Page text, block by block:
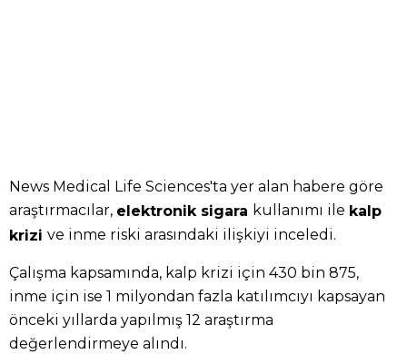
News Medical Life Sciences'ta yer alan habere göre
araştırmacılar, elektronik sigara kullanımı ile kalp
krizi ve inme riski arasındaki ilişkiyi inceledi.
Çalışma kapsamında, kalp krizi için 430 bin 875,
inme için ise 1 milyondan fazla katılımcıyı kapsayan
önceki yıllarda yapılmış 12 araştırma
değerlendirmeye alındı.